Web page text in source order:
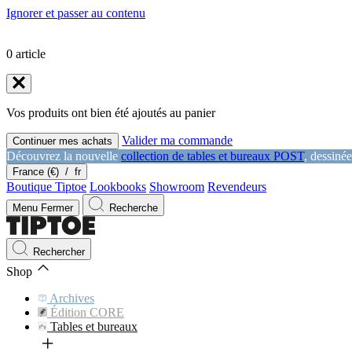
Ignorer et passer au contenu
0 article
Vos produits ont bien été ajoutés au panier
Continuer mes achats
Valider ma commande
Découvrez la nouvelle collection de tables et bureaux POST,
France (€) / fr
Boutique Tiptoe Lookbooks Showroom Revendeurs
Menu Fermer Recherche
Rechercher
Shop
Archives
Édition CORE
Tables et bureaux